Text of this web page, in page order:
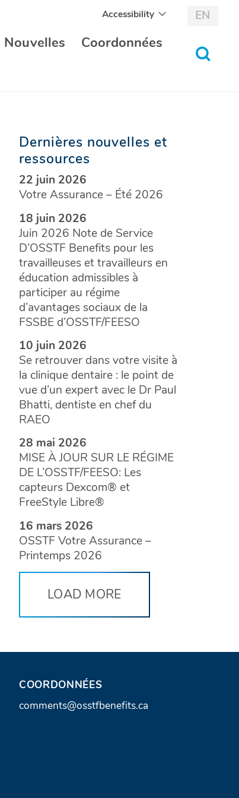
Nouvelles Coordonnées
Accessibility EN
Dernières nouvelles et
ressources
22 juin 2026
Votre Assurance – Été 2026
18 juin 2026
Juin 2026 Note de Service
D’OSSTF Benefits pour les
travailleuses et travailleurs en
éducation admissibles à
participer au régime
d’avantages sociaux de la
FSSBE d’OSSTF/FEESO
10 juin 2026
Se retrouver dans votre visite à
la clinique dentaire : le point de
vue d’un expert avec le Dr Paul
Bhatti, dentiste en chef du
RAEO
28 mai 2026
MISE À JOUR SUR LE RÉGIME
DE L’OSSTF/FEESO: Les
capteurs Dexcom® et
FreeStyle Libre®
16 mars 2026
OSSTF Votre Assurance –
Printemps 2026
LOAD MORE
COORDONNÉES
A
comments@osstfbenefits.ca